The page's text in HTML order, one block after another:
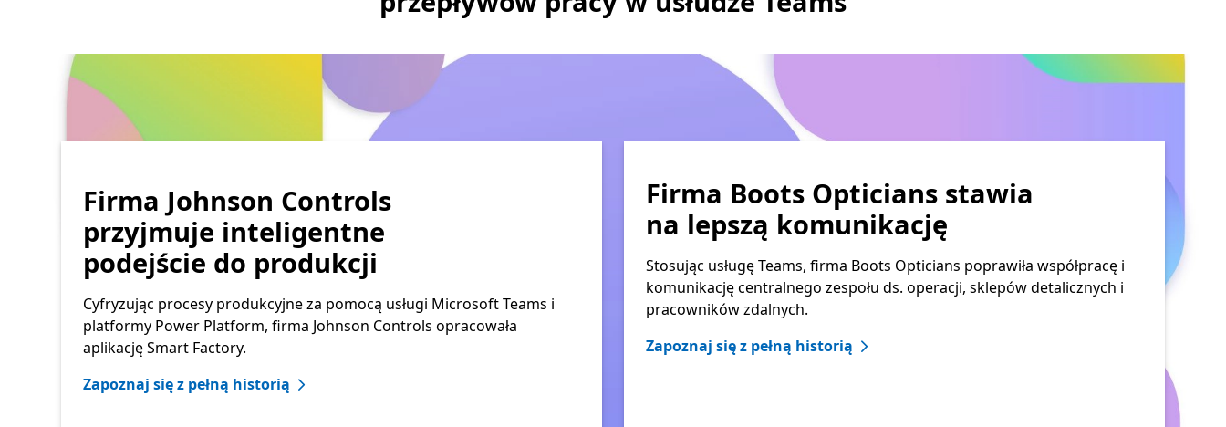
Firma Johnson Controls
przyjmuje inteligentne
podejście do produkcji
Cyfryzując procesy produkcyjne za pomocą usługi Microsoft Teams i
platformy Power Platform, firma Johnson Controls opracowała
aplikację Smart Factory.
Zapoznaj się z pełną historią
Firma Boots Opticians stawia
na lepszą komunikację
Stosując usługę Teams, firma Boots Opticians poprawiła współpracę i
komunikację centralnego zespołu ds. operacji, sklepów detalicznych i
pracowników zdalnych.
Zapoznaj się z pełną historią